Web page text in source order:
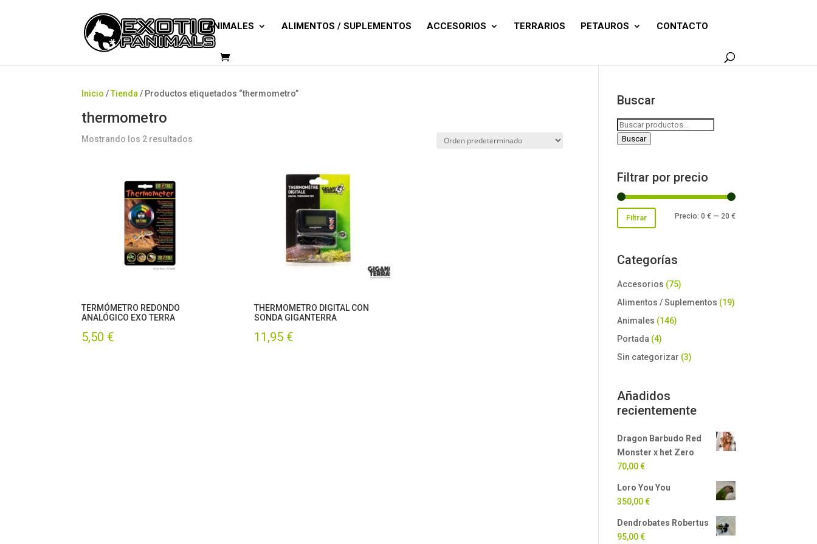
ANIMALES ALIMENTOS / SUPLEMENTOS ACCESORIOS TERRARIOS PETAUROS CONTACTO
productos
Inicio /Tienda / Productos etiquetados “thermometro”
thermometro
Mostrando los 2 resultados
TERMÓMETRO REDONDO
ANALÓGICO EXO TERRA
5,50 €
THERMOMETRO DIGITAL CON
SONDA GIGANTERRA
11,95 €
Buscar
Buscar
por:
Buscar
Filtrar por precio
Precio
Precio
Filtrar Precio: 0 €— 20 €
Categorías
Accesorios (75)
Alimentos / Suplementos (19)
Animales (146)
Portada (4)
Sin categorizar (3)
Añadidos
recientemente
Dragon Barbudo Red
Monster x het Zero
70,00€
Loro You You
350,00€
Dendrobates Robertus
95,00€